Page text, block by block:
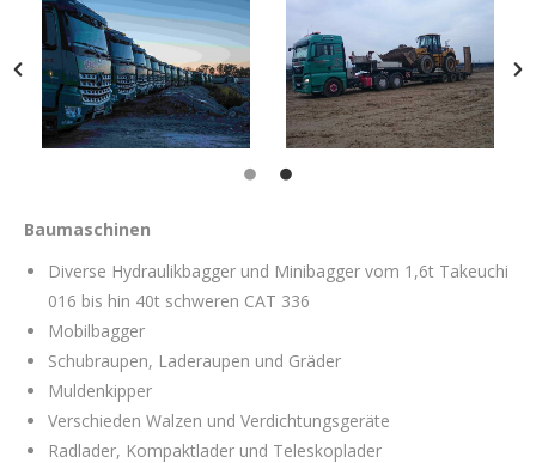
Baumaschinen
Diverse Hydraulikbagger und Minibagger vom 1,6t Takeuchi
016 bis hin 40t schweren CAT 336
Mobilbagger
Schubraupen, Laderaupen und Gräder
Muldenkipper
Verschieden Walzen und Verdichtungsgeräte
Radlader, Kompaktlader und Teleskoplader